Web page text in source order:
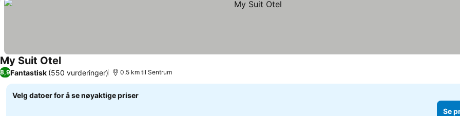
My Suit Otel
8,9Fantastisk (550 vurderinger) 0.5 km til Sentrum
Velg datoer for å se nøyaktige priser
Se